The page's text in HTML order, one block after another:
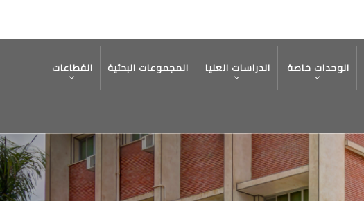
الوحدات خاصة الدراسات العليا المجموعات البحثية القطاعات